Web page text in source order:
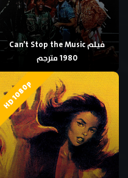
فيلم Can’t Stop the Music
1980 مترجم
HD 1080p